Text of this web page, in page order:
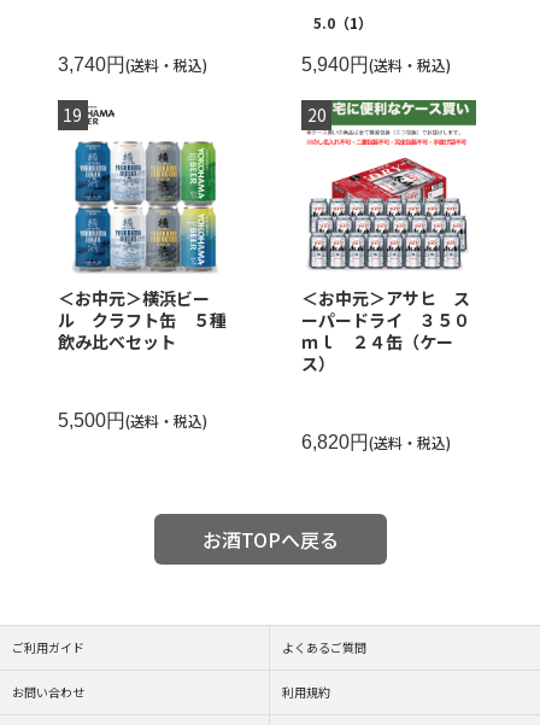
3,740円(送料・税込)
5.0 （1）
5,940円(送料・税込)
＜お中元＞横浜ビー
ル クラフト缶 ５種
飲み比べセット
5,500円(送料・税込)
＜お中元＞アサヒ ス
ーパードライ ３５０
ｍｌ ２４缶（ケー
ス）
6,820円(送料・税込)
お酒TOPへ戻る
ご利用ガイド よくあるご質問
お問い合わせ 利用規約